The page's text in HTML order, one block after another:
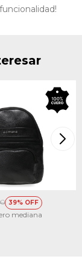
39
mediana